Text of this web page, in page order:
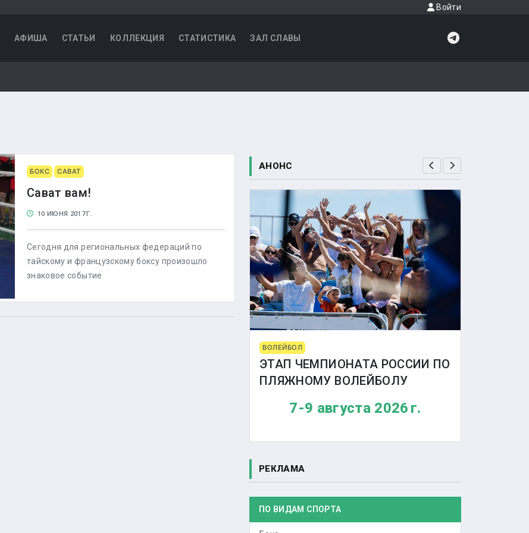
Войти
АФИША СТАТЬИ КОЛЛЕКЦИЯ СТАТИСТИКА ЗАЛ СЛАВЫ
БОКС САВАТ
Сават вам!
10 ИЮНЯ 2017 Г.
Сегодня для региональных федераций по
тайскому и французскому боксу произошло
знаковое событие
АНОНС
ВОЛЕЙБОЛ
ЭТАП ЧЕМПИОНАТА РОССИИ ПО
ПЛЯЖНОМУ ВОЛЕЙБОЛУ
7-9 августа 2026 г.
РЕКЛАМА
ПО ВИДАМ СПОРТА